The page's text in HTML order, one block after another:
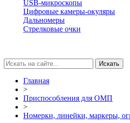
USB-микроскопы
Цифровые камеры-окуляры
Дальномеры
Стрелковые очки
Главная
>
Приспособления для ОМП
>
Номерки, линейки, маркеры,